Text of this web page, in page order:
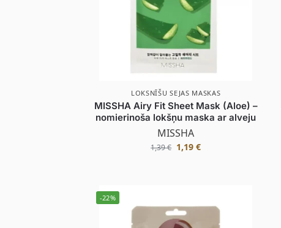
LOKSNĪŠU SEJAS MASKAS
MISSHA Airy Fit Sheet Mask (Aloe) –
nomierinoša lokšņu maska ar alveju
MISSHA
1,39€ 1,19€
-22%